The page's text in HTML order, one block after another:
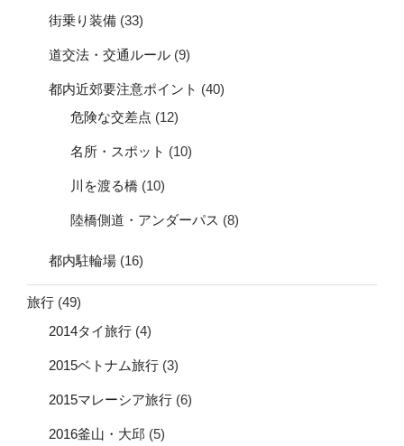
街乗り装備 (33)
道交法・交通ルール (9)
都内近郊要注意ポイント (40)
危険な交差点 (12)
名所・スポット (10)
川を渡る橋 (10)
陸橋側道・アンダーパス (8)
都内駐輪場 (16)
旅行 (49)
2014タイ旅行 (4)
2015ベトナム旅行 (3)
2015マレーシア旅行 (6)
2016釜山・大邱 (5)